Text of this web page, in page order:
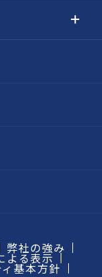
弊社の強み
よる表示
基本方針